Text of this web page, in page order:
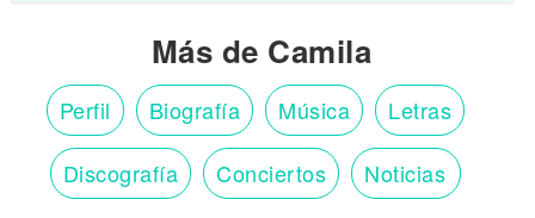
Más de Camila
Perfil Biografía Música Letras
Discografía Conciertos Noticias